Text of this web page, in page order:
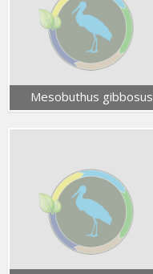
Mesobuthus gibbosus